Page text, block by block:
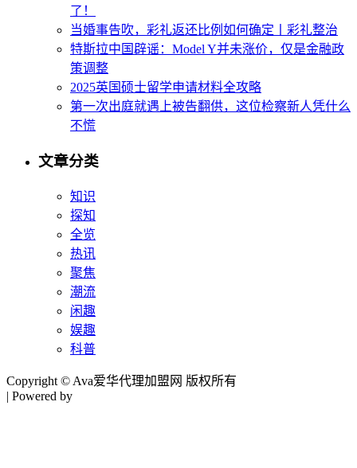
了！
当婚事告吹，彩礼返还比例如何确定丨彩礼整治
特斯拉中国辟谣：Model Y并未涨价，仅是金融政
策调整
2025英国硕士留学申请材料全攻略
第一次出庭就遇上被告翻供，这位检察新人凭什么
不慌
文章分类
知识
探知
全览
热讯
聚焦
潮流
闲趣
娱趣
科普
Copyright © Ava爱华代理加盟网 版权所有
| Powered by